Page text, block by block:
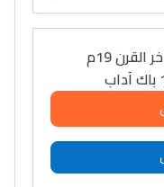
الظاهرة الإمبريالية في أواخر القرن 19م